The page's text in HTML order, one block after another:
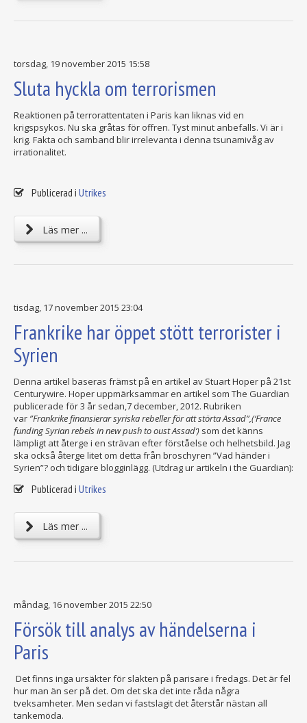
torsdag, 19 november 2015 15:58
Sluta hyckla om terrorismen
Reaktionen på terrorattentaten i Paris kan liknas vid en
krigspsykos. Nu ska gråtas för offren. Tyst minut anbefalls. Vi är i
krig. Fakta och samband blir irrelevanta i denna tsunamivåg av
irrationalitet.
Publicerad i Utrikes
Läs mer ...
tisdag, 17 november 2015 23:04
Frankrike har öppet stött terrorister i
Syrien
Denna artikel baseras främst på en artikel av Stuart Hoper på 21st
Centurywire. Hoper uppmärksammar en artikel som The Guardian
publicerade för 3 år sedan,7 december, 2012. Rubriken
var ”Frankrike finansierar syriska rebeller för att störta Assad”,(‘France
funding Syrian rebels in new push to oust Assad‘) som det känns
lämpligt att återge i en strävan efter förståelse och helhetsbild. Jag
ska också återge litet om detta från broschyren ”Vad händer i
Syrien”? och tidigare blogginlägg. (Utdrag ur artikeln i the Guardian):
Publicerad i Utrikes
Läs mer ...
måndag, 16 november 2015 22:50
Försök till analys av händelserna i
Paris
Det finns inga ursäkter för slakten på parisare i fredags. Det är fel
hur man än ser på det. Om det ska det inte råda några
tveksamheter. Men sedan vi fastslagit det återstår nästan all
tankemöda.